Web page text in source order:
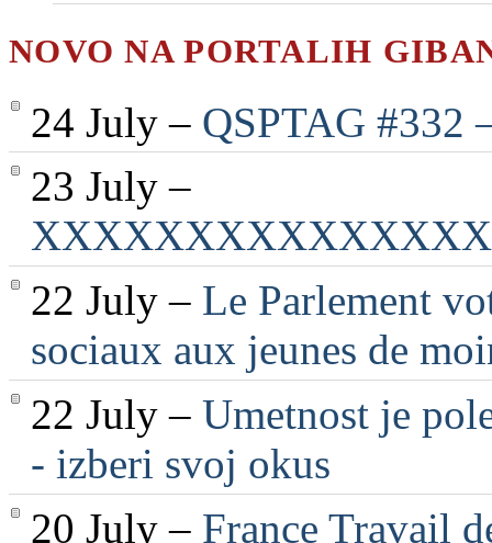
NOVO NA PORTALIH
24 July – QSPTAG
23 July –
22 July – Le Parlement
sociaux aux jeunes de
22 July – Umetnost je
- izberi svoj okus
20 July – France Travail